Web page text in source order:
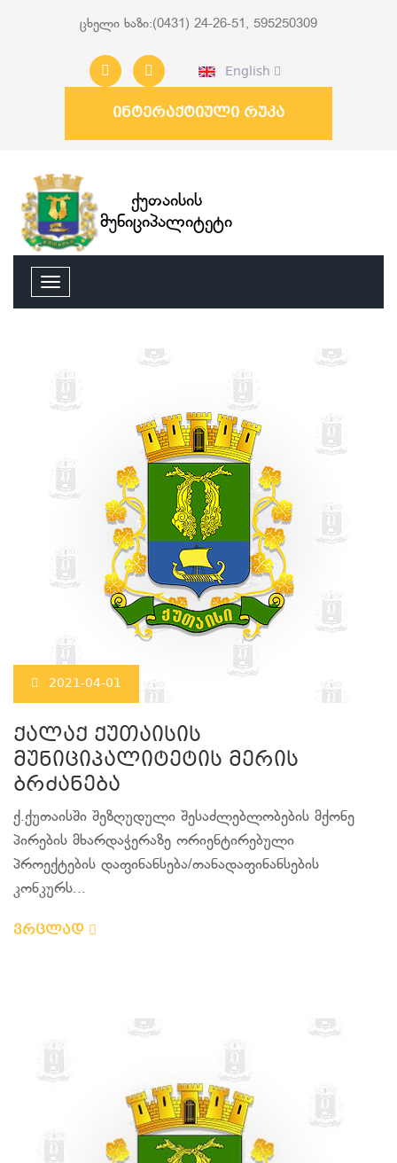
ცხელი ხაზი:(0431) 24-26-51, 595250309
English
ინტერაქტიული რუკა
ქუთაისის
მუნიციპალიტეტი
2021-04-01
ქალაქ ქუთაისის
მუნიციპალიტეტის მერის
ბრძანება
ქ.ქუთაისში შეზღუდული შესაძლებლობების მქონე
პირების მხარდაჭერაზე ორიენტირებული
პროექტების დაფინანსება/თანადაფინანსების
კონკურს...
ვრცლად